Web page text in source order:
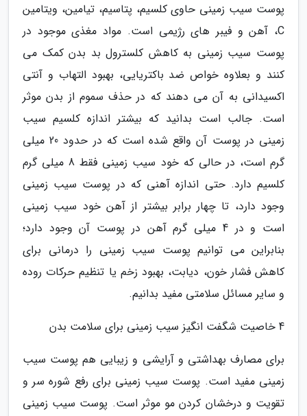
پوست سیب زمینی حاوی کلسیم، پتاسیم، تیامین، ویتامین
C، آهن و فیبر های رژیمی است. مواد مغذی موجود در
پوست سیب زمینی به کاهش کلسترول بد بدن کمک می
کنند و بعلاوه خواص ضد باکتریایی، بهبود التهاب و آنتی
اکسیدانی به آن می دهند که در حذف سموم از بدن موثر
است. جالب است بدانید که بیشتر اندازه کلسیم سیب
زمینی در پوست آن واقع شده است که در حدود 20 میلی
گرم است، در حالی که خود سیب زمینی فقط 8 میلی گرم
کلسیم دارد. حتی اندازه آهنی که در پوست سیب زمینی
وجود دارد، تا چهار برابر بیشتر از آهن خود سیب زمینی
است و در 4 میلی گرم آهن در پوست آن وجود دارد؛
بنابراین می توانیم پوست سیب زمینی را درمانی برای
کاهش فشار خون، دیابت، بهبود زخم یا تنظیم حرکات روده
و سایر مسائل سلامتی مفید بدانیم.
4 خاصیت شگفت انگیز سیب زمینی برای سلامت بدن
برای مصارف بهداشتی و آرایشی و زیبایی هم پوست سیب
زمینی مفید است. پوست سیب زمینی برای رفع شوره سر و
تقویت و درخشان کردن مو موثر است. پوست سیب زمینی